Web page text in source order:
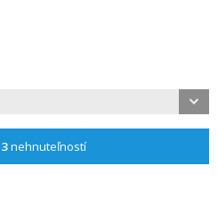
3nehnuteľností